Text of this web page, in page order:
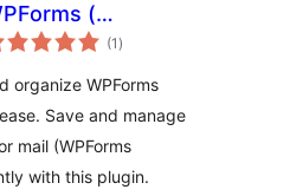
(
entries ) –
(1 total
de
)
organize WPForms
Save and manage
mail (WPForms
with this plugin.